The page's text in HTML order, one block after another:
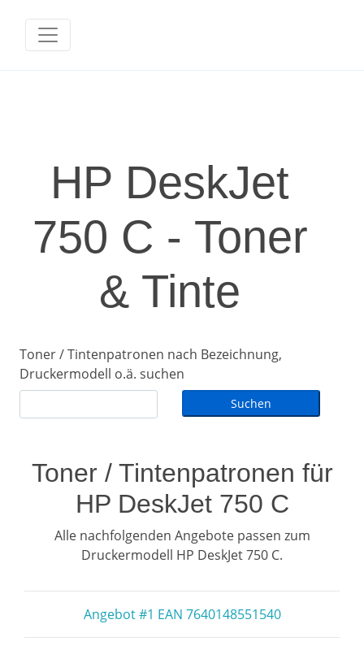
HP DeskJet
750 C - Toner
& Tinte
Toner / Tintenpatronen nach Bezeichnung,
Druckermodell o.ä. suchen
Toner / Tintenpatronen für
HP DeskJet 750 C
Alle nachfolgenden Angebote passen zum
Druckermodell HP DeskJet 750 C.
Angebot #1 EAN 7640148551540